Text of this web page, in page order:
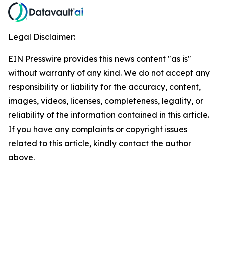
Legal Disclaimer:
EIN Presswire provides this news content "as is"
without warranty of any kind. We do not accept any
responsibility or liability for the accuracy, content,
images, videos, licenses, completeness, legality, or
reliability of the information contained in this article.
If you have any complaints or copyright issues
related to this article, kindly contact the author
above.